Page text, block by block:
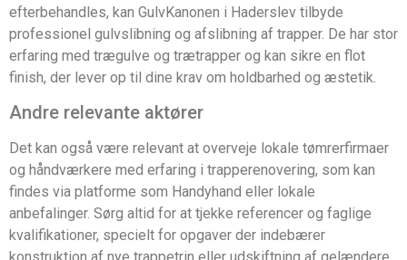
efterbehandles, kan GulvKanonen i Haderslev tilbyde
professionel gulvslibning og afslibning af trapper. De har stor
erfaring med trægulve og trætrapper og kan sikre en flot
finish, der lever op til dine krav om holdbarhed og æstetik.
Andre relevante aktører
Det kan også være relevant at overveje lokale tømrerfirmaer
og håndværkere med erfaring i trapperenovering, som kan
findes via platforme som Handyhand eller lokale
anbefalinger. Sørg altid for at tjekke referencer og faglige
kvalifikationer, specielt for opgaver der indebærer